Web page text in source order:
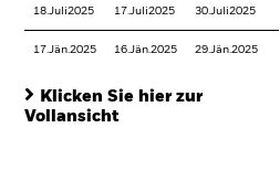
18.Juli2025 17.Juli2025 30.Juli2025
17.Jän.2025 16.Jän.2025 29.Jän.2025
Klicken Sie hier zur
Vollansicht